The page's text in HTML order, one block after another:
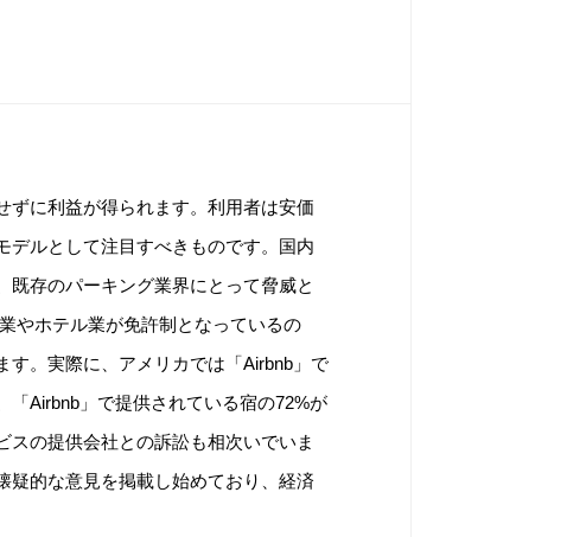
ずに利益が得られます。利用者は安価
デルとして注目すべきものです。国内
存のパーキング業界にとって脅威と
やホテル業が免許制となっているの
。実際に、アメリカでは「Airbnb」で
Airbnb」で提供されている宿の72%が
の提供会社との訴訟も相次いでいま
疑的な意見を掲載し始めており、経済